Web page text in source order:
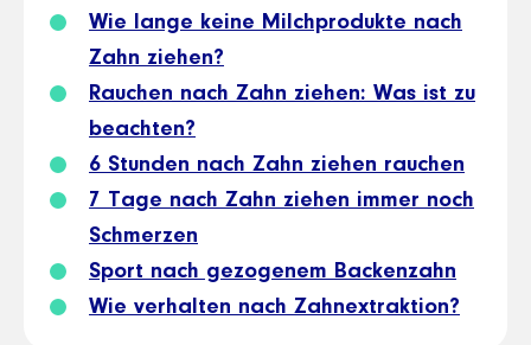
Wie lange keine Milchprodukte nach
Zahn ziehen?
Rauchen nach Zahn ziehen: Was ist zu
beachten?
6 Stunden nach Zahn ziehen rauchen
7 Tage nach Zahn ziehen immer noch
Schmerzen
Sport nach gezogenem Backenzahn
Wie verhalten nach Zahnextraktion?